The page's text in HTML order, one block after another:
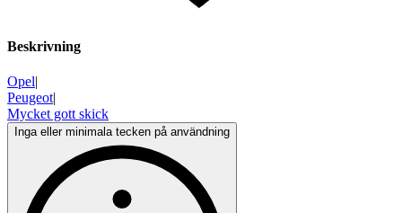
Beskrivning
Opel|
Peugeot|
Mycket gott skick
Inga eller minimala tecken på användning